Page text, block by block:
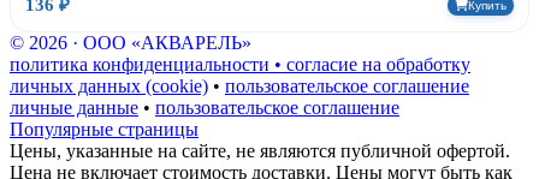
136 ₽ Купить
© 2026 · ООО «АКВАРЕЛЬ»
политика конфиденциальности • согласие на обработку
личных данных (cookie) • пользовательское соглашение
личные данные • пользовательское соглашение
Популярные страницы
Цены, указанные на сайте, не являются публичной офертой.
Цена не включает стоимость доставки. Цены могут быть как